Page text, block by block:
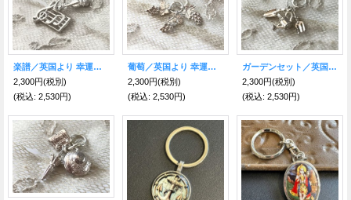
楽譜／英国より 幸運のシルバーチャーム
2,300円(税別)
(税込: 2,530円)
葡萄／英国より 幸運のシルバーチャーム
2,300円(税別)
(税込: 2,530円)
ガーデンセット／英国より 幸運のシルバーチャーム
2,300円(税別)
(税込: 2,530円)